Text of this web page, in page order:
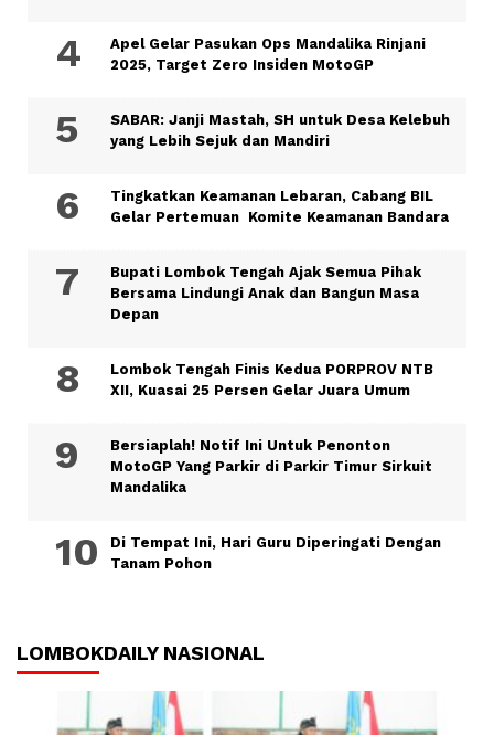
Apel Gelar Pasukan Ops Mandalika Rinjani
2025, Target Zero Insiden MotoGP
SABAR: Janji Mastah, SH untuk Desa Kelebuh
yang Lebih Sejuk dan Mandiri
Tingkatkan Keamanan Lebaran, Cabang BIL
Gelar Pertemuan Komite Keamanan Bandara
Bupati Lombok Tengah Ajak Semua Pihak
Bersama Lindungi Anak dan Bangun Masa
Depan
Lombok Tengah Finis Kedua PORPROV NTB
XII, Kuasai 25 Persen Gelar Juara Umum
Bersiaplah! Notif Ini Untuk Penonton
MotoGP Yang Parkir di Parkir Timur Sirkuit
Mandalika
Di Tempat Ini, Hari Guru Diperingati Dengan
Tanam Pohon
LOMBOKDAILY NASIONAL